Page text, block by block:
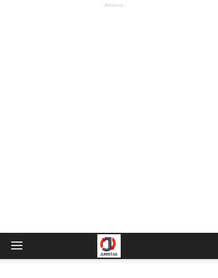
- Anúncio -